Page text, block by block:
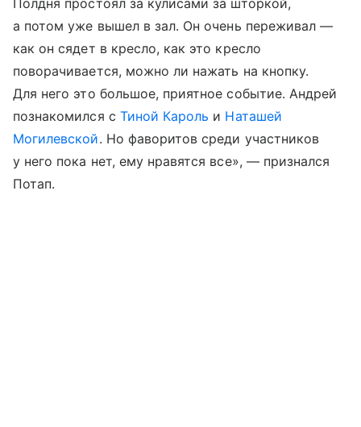
Полдня простоял за кулисами за шторкой,
а потом уже вышел в зал. Он очень переживал —
как он сядет в кресло, как это кресло
поворачивается, можно ли нажать на кнопку.
Для него это большое, приятное событие. Андрей
познакомился с Тиной Кароль и Наташей
Могилевской. Но фаворитов среди участников
у него пока нет, ему нравятся все», — признался
Потап.